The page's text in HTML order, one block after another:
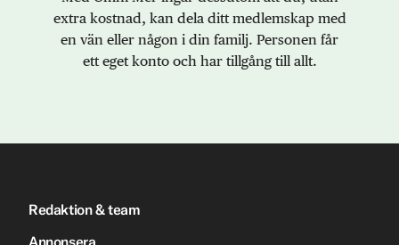
extra kostnad, kan dela ditt medlemskap med
en vän eller någon i din familj. Personen får
ett eget konto och har tillgång till allt.
Redaktion & team